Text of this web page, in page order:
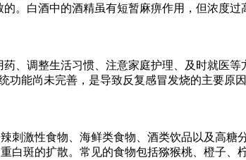
。白酒中的酒精虽有短暂麻痹作用，但浓度
、调整生活习惯、注意家庭护理、及时就医
功能尚未完善，是导致反复感冒发烧的主要
刺激性食物、海鲜类食物、酒类饮品以及高
白斑的扩散。常见的食物包括猕猴桃、橙子